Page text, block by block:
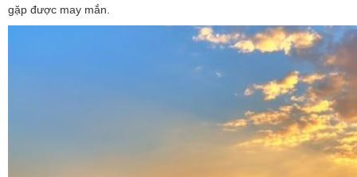
gặp được may mắn.